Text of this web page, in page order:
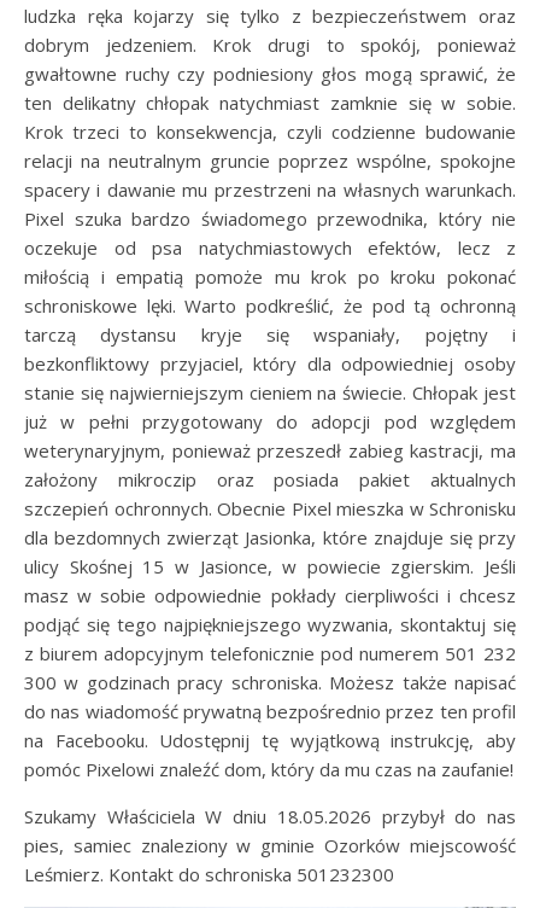
ludzka ręka kojarzy się tylko z bezpieczeństwem oraz
dobrym jedzeniem. Krok drugi to spokój, ponieważ
gwałtowne ruchy czy podniesiony głos mogą sprawić, że
ten delikatny chłopak natychmiast zamknie się w sobie.
Krok trzeci to konsekwencja, czyli codzienne budowanie
relacji na neutralnym gruncie poprzez wspólne, spokojne
spacery i dawanie mu przestrzeni na własnych warunkach.
Pixel szuka bardzo świadomego przewodnika, który nie
oczekuje od psa natychmiastowych efektów, lecz z
miłością i empatią pomoże mu krok po kroku pokonać
schroniskowe lęki. Warto podkreślić, że pod tą ochronną
tarczą dystansu kryje się wspaniały, pojętny i
bezkonfliktowy przyjaciel, który dla odpowiedniej osoby
stanie się najwierniejszym cieniem na świecie. Chłopak jest
już w pełni przygotowany do adopcji pod względem
weterynaryjnym, ponieważ przeszedł zabieg kastracji, ma
założony mikroczip oraz posiada pakiet aktualnych
szczepień ochronnych. Obecnie Pixel mieszka w Schronisku
dla bezdomnych zwierząt Jasionka, które znajduje się przy
ulicy Skośnej 15 w Jasionce, w powiecie zgierskim. Jeśli
masz w sobie odpowiednie pokłady cierpliwości i chcesz
podjąć się tego najpiękniejszego wyzwania, skontaktuj się
z biurem adopcyjnym telefonicznie pod numerem 501 232
300 w godzinach pracy schroniska. Możesz także napisać
do nas wiadomość prywatną bezpośrednio przez ten profil
na Facebooku. Udostępnij tę wyjątkową instrukcję, aby
pomóc Pixelowi znaleźć dom, który da mu czas na zaufanie!
Szukamy Właściciela W dniu 18.05.2026 przybył do nas
pies, samiec znaleziony w gminie Ozorków miejscowość
Leśmierz. Kontakt do schroniska 501232300